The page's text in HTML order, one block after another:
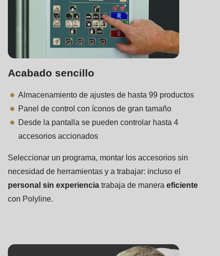
Acabado sencillo
Almacenamiento de ajustes de hasta 99 productos
Panel de control con íconos de gran tamaño
Desde la pantalla se pueden controlar hasta 4
accesorios accionados
Seleccionar un programa, montar los accesorios sin
necesidad de herramientas y a trabajar: incluso el
personal sin experiencia trabaja de manera eficiente
con Polyline.